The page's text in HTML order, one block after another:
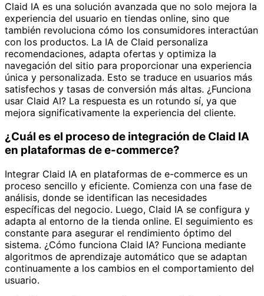
Claid IA es una solución avanzada que no solo mejora la
experiencia del usuario en tiendas online, sino que
también revoluciona cómo los consumidores interactúan
con los productos. La IA de Claid personaliza
recomendaciones, adapta ofertas y optimiza la
navegación del sitio para proporcionar una experiencia
única y personalizada. Esto se traduce en usuarios más
satisfechos y tasas de conversión más altas. ¿Funciona
usar Claid AI? La respuesta es un rotundo sí, ya que
mejora significativamente la experiencia del cliente.
¿Cuál es el proceso de integración de Claid IA
en plataformas de e-commerce?
Integrar Claid IA en plataformas de e-commerce es un
proceso sencillo y eficiente. Comienza con una fase de
análisis, donde se identifican las necesidades
específicas del negocio. Luego, Claid IA se configura y
adapta al entorno de la tienda online. El seguimiento es
constante para asegurar el rendimiento óptimo del
sistema. ¿Cómo funciona Claid IA? Funciona mediante
algoritmos de aprendizaje automático que se adaptan
continuamente a los cambios en el comportamiento del
usuario.